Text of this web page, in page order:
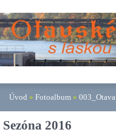
Úvod » Fotoalbum » 003_Otava
Sezóna 2016